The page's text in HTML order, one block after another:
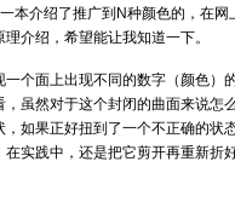
本介绍了推广到N种颜色的，在
介绍，希望能让我知道一下。
个面上出现不同的数字（颜色）
虽然对于这个封闭的曲面来说怎
如果正好扭到了一个不正确的状
在实践中，还是把它剪开再重新折